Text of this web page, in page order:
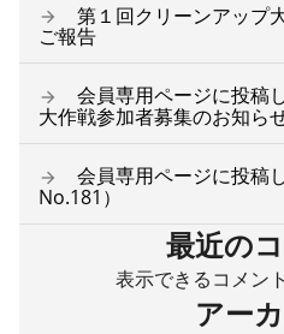
第１回クリーンアップ
ご報告
会員専用ページに投稿
大作戦参加者募集のお知らせ
会員専用ページに投稿
No.181）
最近の
表示できるコメン
アー